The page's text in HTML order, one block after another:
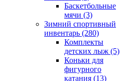
Баскетбольные
мячи (3)
Зимний спортивный
инвентарь (280)
Комплекты
детских лыж (5)
Коньки для
фигурного
катания (13)